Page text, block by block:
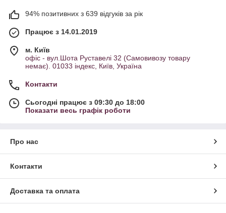
94% позитивних з 639 відгуків за рік
Працює з 14.01.2019
м. Київ
офіс - вул.Шота Руставелі 32 (Самовивозу товару
немає). 01033 індекс, Київ, Україна
Контакти
Сьогодні працює з 09:30 до 18:00
Показати весь графік роботи
Про нас
Контакти
Доставка та оплата